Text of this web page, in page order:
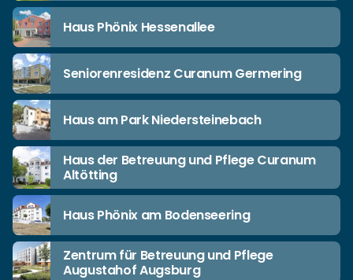
Haus Phönix Hessenallee
Seniorenresidenz Curanum Germering
Haus am Park Niedersteinebach
Haus der Betreuung und Pflege Curanum
Altötting
Haus Phönix am Bodenseering
Zentrum für Betreuung und Pflege
Augustahof Augsburg